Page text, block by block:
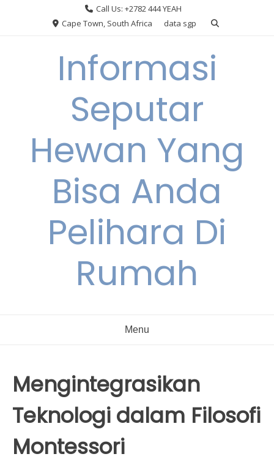
Call Us: +2782 444 YEAH
Cape Town, South Africa
data sgp
Informasi
Seputar
Hewan Yang
Bisa Anda
Pelihara Di
Rumah
Menu
Mengintegrasikan
Teknologi dalam Filosofi
Montessori